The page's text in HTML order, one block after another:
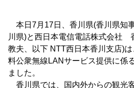
本日7月17日、香川県(香川県知
川県)と西日本電信電話株式会社
教夫、以下 NTT西日本香川支店)
料公衆無線LANサービス提供に係
ました。
香川県では、国内外からの観光